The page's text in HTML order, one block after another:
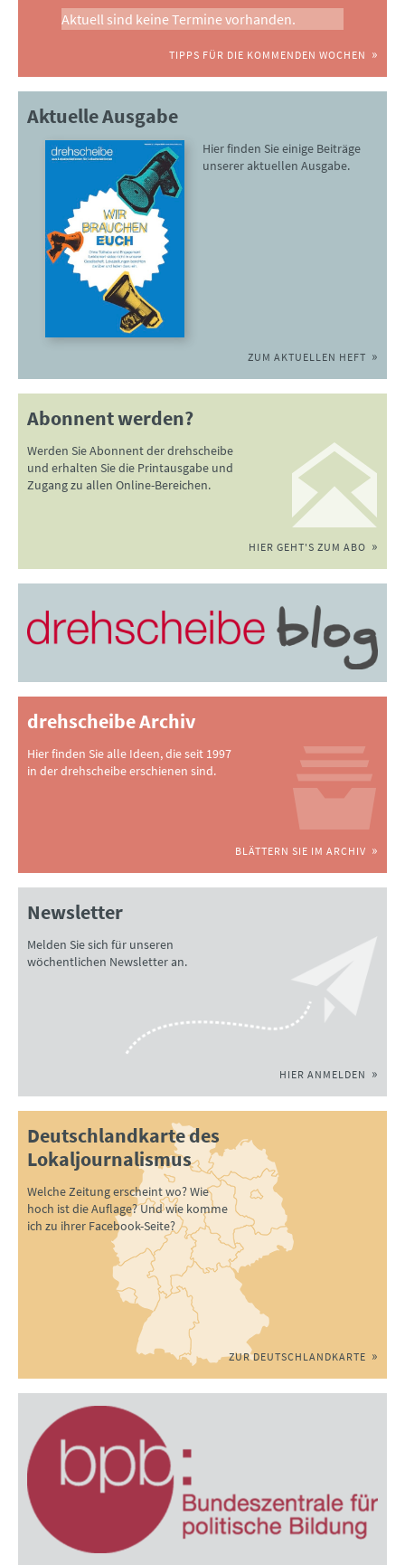
Aktuell sind keine Termine vorhanden.
TIPPS FÜR DIE KOMMENDEN WOCHEN
Aktuelle Ausgabe
Hier finden Sie einige Beiträge
unserer aktuellen Ausgabe.
ZUM AKTUELLEN HEFT
Abonnent werden?
Werden Sie Abonnent der drehscheibe
und erhalten Sie die Printausgabe und
Zugang zu allen Online-Bereichen.
HIER GEHT'S ZUM ABO
drehscheibe Archiv
Hier finden Sie alle Ideen, die seit 1997
in der drehscheibe erschienen sind.
BLÄTTERN SIE IM ARCHIV
Newsletter
Melden Sie sich für unseren
wöchentlichen Newsletter an.
HIER ANMELDEN
Deutschlandkarte des
Lokaljournalismus
Welche Zeitung erscheint wo? Wie
hoch ist die Auflage? Und wie komme
ich zu ihrer Facebook-Seite?
ZUR DEUTSCHLANDKARTE